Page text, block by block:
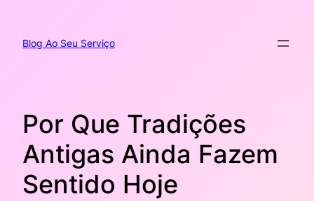
Blog Ao Seu Serviço
Por Que Tradições
Antigas Ainda Fazem
Sentido Hoje